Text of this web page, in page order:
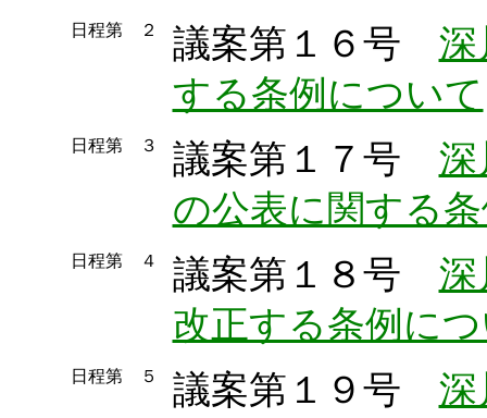
日程第 ２ 議案第１６号 深
する条例について
日程第 ３ 議案第１７号 深
の公表に関する
日程第 ４ 議案第１８号 深
改正する条例に
日程第 ５ 議案第１９号 深